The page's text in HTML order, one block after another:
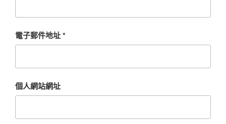
電子郵件地址*
個人網站網址